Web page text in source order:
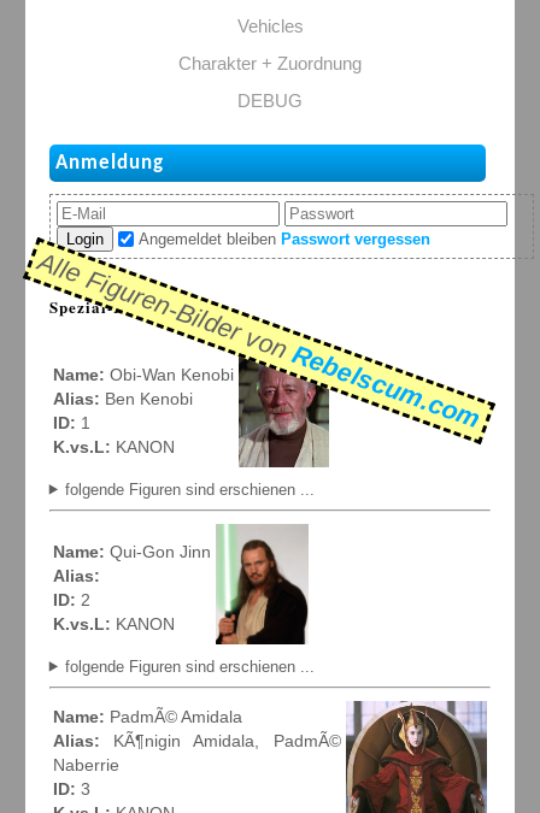
Vehicles
Charakter + Zuordnung
DEBUG
Anmeldung
Login Angemeldet bleiben Passwort vergessen
Spezial-Listen:
Alle Figuren-Bilder von
Rebelscum.com
Name: Obi-Wan Kenobi
Alias: Ben Kenobi
ID: 1
K.vs.L: KANON
folgende Figuren sind erschienen ...
Name: Qui-Gon Jinn
Alias:
ID: 2
K.vs.L: KANON
folgende Figuren sind erschienen ...
Name: PadmÃ© Amidala
Alias: KÃ¶nigin Amidala, PadmÃ©
Naberrie
ID: 3